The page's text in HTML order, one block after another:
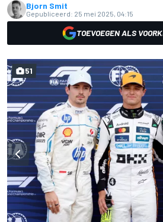
Bjorn Smit
Gepubliceerd: 25 mei 2025, 04:15
TOEVOEGEN ALS
51